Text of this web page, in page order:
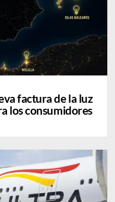
factura de la luz
los consumidores